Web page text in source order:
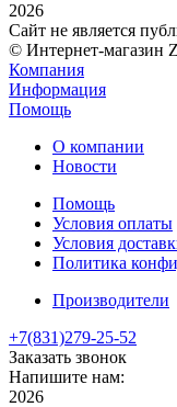
2026
Сайт не является
© Интернет-магазин
Компания
Информация
Помощь
О компании
Новости
Помощь
Условия оплаты
Условия
Политика
Производители
+7(831)279-25-52
Заказать звонок
Напишите нам:
2026